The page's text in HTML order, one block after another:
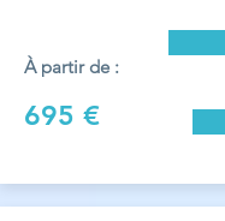
À partir de :
695 €